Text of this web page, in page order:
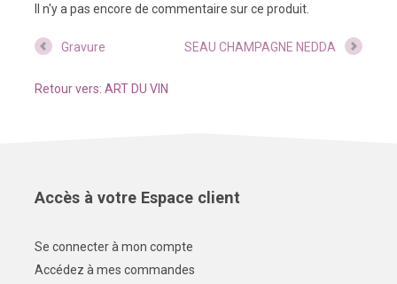
Il n'y a pas encore de commentaire sur ce produit.
SEAU CHAMPAGNE NEDDA
Gravure
Retour vers: ART DU VIN
Accès à votre Espace client
Se connecter à mon compte
Accédez à mes commandes